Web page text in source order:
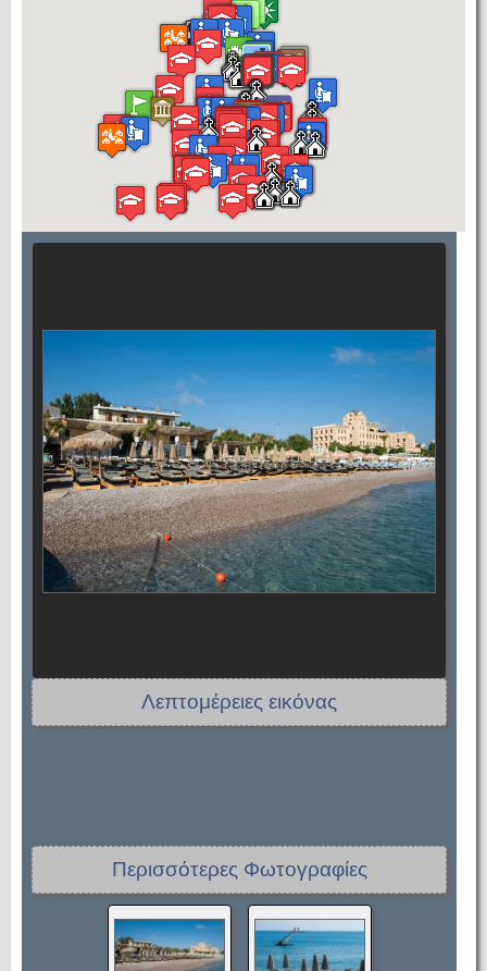
Λεπτομέρειες εικόνας
Περισσότερες Φωτογραφίες